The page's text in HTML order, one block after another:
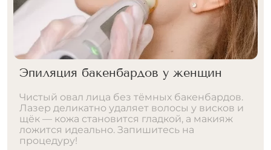
Лазерная эпиляция верхней губы
Красивая улыбка начинается с чистой
верхней губы. Лазер убирает тёмные усики
и пушок без следа. Результат сохраняется
месяцами. Запишитесь на процедуру прямо
сейчас!